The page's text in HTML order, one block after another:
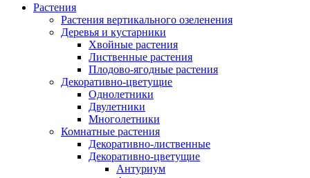
Растения
Растения вертикального озеленения
Деревья и кустарники
Хвойные растения
Лиственные растения
Плодово-ягодные растения
Декоративно-цветущие
Однолетники
Двулетники
Многолетники
Комнатные растения
Декоративно-лиственные
Декоративно-цветущие
Антуриум